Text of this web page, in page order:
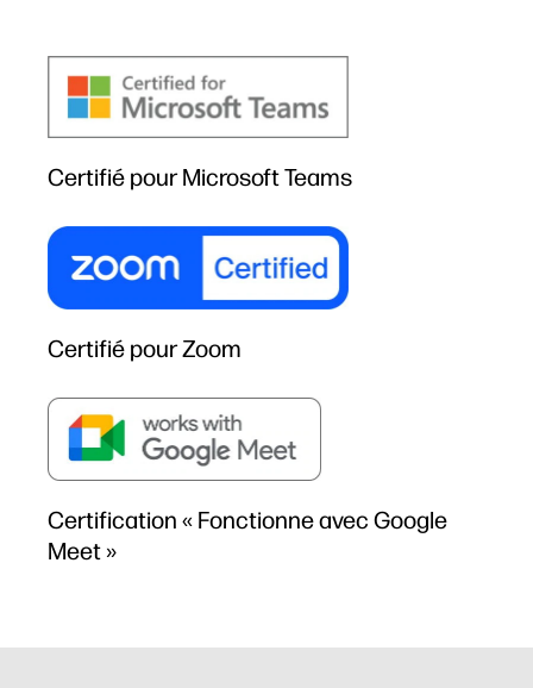
Certifié pour Microsoft Teams
Certifié pour Zoom
Certification « Fonctionne avec Google
Meet »